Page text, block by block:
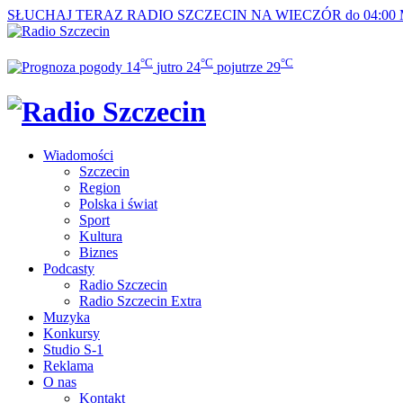
SŁUCHAJ TERAZ RADIO SZCZECIN NA WIECZÓR do 04:00
14°C jutro 24°C pojutrze 29°C
Wiadomości
Szczecin
Region
Polska i świat
Sport
Kultura
Biznes
Podcasty
Radio Szczecin
Radio Szczecin Extra
Muzyka
Konkursy
Studio S-1
Reklama
O nas
Kontakt